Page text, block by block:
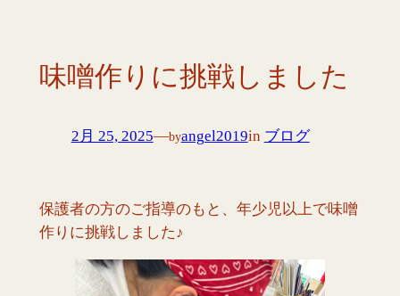
味噌作りに挑戦しました
2月 25, 2025—byangel2019in ブログ
保護者の方のご指導のもと、年少児以上で味噌
作りに挑戦しました♪